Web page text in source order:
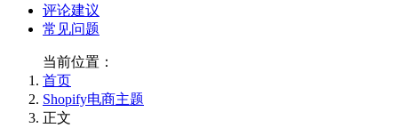
评论建议
常见问题
当前位置：
首页
Shopify电商主题
正文